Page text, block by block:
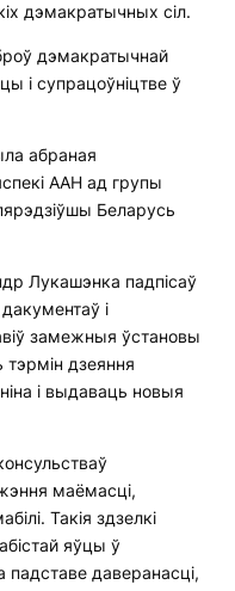
дэмакратычных сіл.
дэмакратычнай
і супрацоўніцтве ў
абраная
ААН ад групы
Беларусь
Лукашэнка падпісаў
і
замежныя ўстановы
дзеяння
і выдаваць новыя
маёмасці,
Такія здзелкі
яўцы ў
даверанасці,